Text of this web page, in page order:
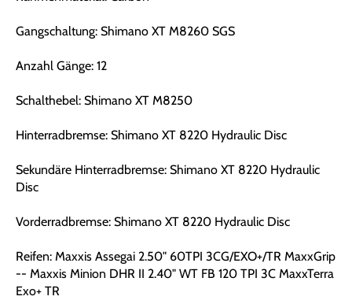
Gangschaltung: Shimano XT M8260 SGS
Anzahl Gänge: 12
Schalthebel: Shimano XT M8250
Hinterradbremse: Shimano XT 8220 Hydraulic Disc
Sekundäre Hinterradbremse: Shimano XT 8220 Hydraulic
Disc
Vorderradbremse: Shimano XT 8220 Hydraulic Disc
Reifen: Maxxis Assegai 2.50" 60TPI 3CG/EXO+/TR MaxxGrip
-- Maxxis Minion DHR II 2.40" WT FB 120 TPI 3C MaxxTerra
Exo+ TR